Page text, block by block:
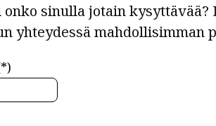
sinulla jotain
yhteydessä mahdollisimman